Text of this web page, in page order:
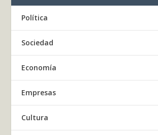
Política
Sociedad
Economía
Empresas
Cultura